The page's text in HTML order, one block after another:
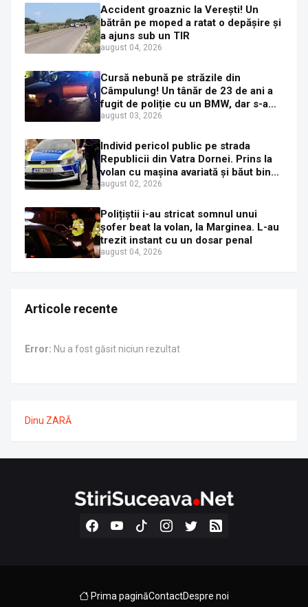
Accident groaznic la Verești! Un
bătrân pe moped a ratat o depășire și
a ajuns sub un TIR
august 04, 2026
Cursă nebună pe străzile din
Câmpulung! Un tânăr de 23 de ani a
fugit de poliție cu un BMW, dar s-a
oprit într-un gard de pe strada
august 03, 2026
Individ pericol public pe strada
Republicii din Vatra Dornei. Prins la
volan cu mașina avariată și băut bine,
în plină zi
august 02, 2026
Polițiștii i-au stricat somnul unui
șofer beat la volan, la Marginea. L-au
trezit instant cu un dosar penal
august 04, 2026
Articole recente
Error: Nu a fost găsit niciun rezultat
Dinu ZARĂ
Prima paginăContactDespre noi